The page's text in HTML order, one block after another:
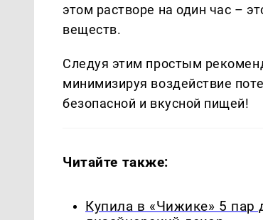
этом растворе на один час –
веществ.
Следуя этим простым
минимизируя воздействие
безопасной и вкусной пищей!
Читайте также:
Купила в «Чижике» 5 пар